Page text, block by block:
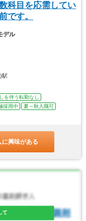
科目を応需してい
です。
デル
駅
を伴う転勤なし
採用中
夏～秋入職可
に興味がある